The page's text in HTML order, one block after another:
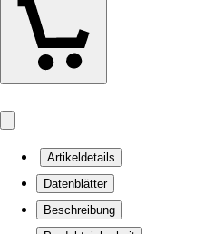
Artikeldetails
Datenblätter
Beschreibung